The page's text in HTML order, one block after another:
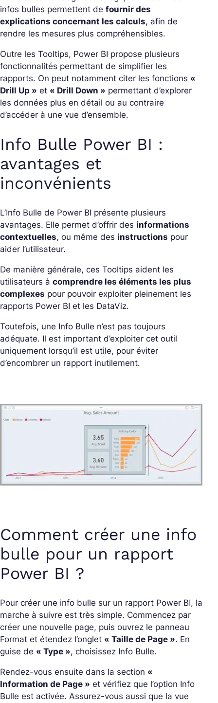
infos bulles permettent de fournir des
explications concernant les calculs, afin de
rendre les mesures plus compréhensibles.
Outre les Tooltips, Power BI propose plusieurs
fonctionnalités permettant de simplifier les
rapports. On peut notamment citer les fonctions «
Drill Up » et « Drill Down » permettant d’explorer
les données plus en détail ou au contraire
d’accéder à une vue d’ensemble.
Info Bulle Power BI :
avantages et
inconvénients
L’Info Bulle de Power BI présente plusieurs
avantages. Elle permet d’offrir des informations
contextuelles, ou même des instructions pour
aider l’utilisateur.
De manière générale, ces Tooltips aident les
utilisateurs à comprendre les éléments les plus
complexes pour pouvoir exploiter pleinement les
rapports Power BI et les DataViz.
Toutefois, une Info Bulle n’est pas toujours
adéquate. Il est important d’exploiter cet outil
uniquement lorsqu’il est utile, pour éviter
d’encombrer un rapport inutilement.
Comment créer une info
bulle pour un rapport
Power BI ?
Pour créer une info bulle sur un rapport Power BI, la
marche à suivre est très simple. Commencez par
créer une nouvelle page, puis ouvrez le panneau
Format et étendez l’onglet « Taille de Page ». En
guise de « Type », choisissez Info Bulle.
Rendez-vous ensuite dans la section «
Information de Page » et vérifiez que l’option Info
Bulle est activée. Assurez-vous aussi que la vue